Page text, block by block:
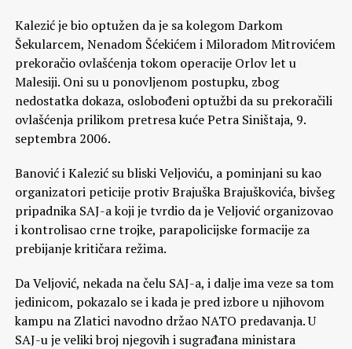
Kalezić je bio optužen da je sa kolegom Darkom
Šekularcem, Nenadom Šćekićem i Miloradom Mitrovićem
prekoračio ovlašćenja tokom operacije Orlov let u
Malesiji. Oni su u ponovljenom postupku, zbog
nedostatka dokaza, oslobođeni optužbi da su prekoračili
ovlašćenja prilikom pretresa kuće Petra Siništaja, 9.
septembra 2006.
Banović i Kalezić su bliski Veljoviću, a pominjani su kao
organizatori peticije protiv Brajuška Brajuškovića, bivšeg
pripadnika SAJ-a koji je tvrdio da je Veljović organizovao
i kontrolisao crne trojke, parapolicijske formacije za
prebijanje kritičara režima.
Da Veljović, nekada na čelu SAJ-a, i dalje ima veze sa tom
jedinicom, pokazalo se i kada je pred izbore u njihovom
kampu na Zlatici navodno držao NATO predavanja. U
SAJ-u je veliki broj njegovih i sugrađana ministara